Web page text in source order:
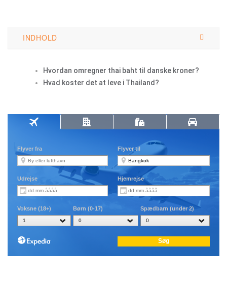
INDHOLD
Hvordan omregner thai baht til danske kroner?
Hvad koster det at leve i Thailand?